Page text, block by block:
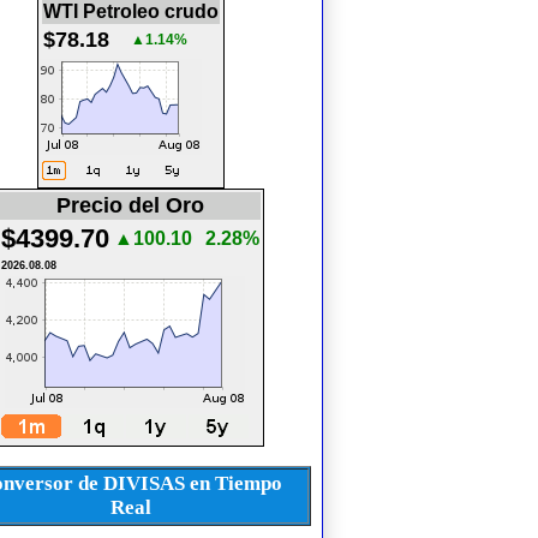
WTI Petroleo crudo
$78.18 ▲1.14%
Precio del Oro
$4399.70 ▲100.10 2.28%
2026.08.08
de DIVISAS en Tiempo
Real